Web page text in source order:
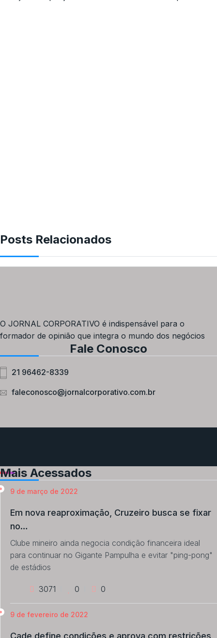
Posts Relacionados
O JORNAL CORPORATIVO é indispensável para o
formador de opinião que integra o mundo dos negócios
Fale Conosco
21 96462-8339
faleconosco@jornalcorporativo.com.br
Mais Acessados
9 de março de 2022
Em nova reaproximação, Cruzeiro busca se fixar
no…
Clube mineiro ainda negocia condição financeira ideal
para continuar no Gigante Pampulha e evitar "ping-pong"
de estádios
3071 0 0
9 de fevereiro de 2022
Cade define condições e aprova com restrições